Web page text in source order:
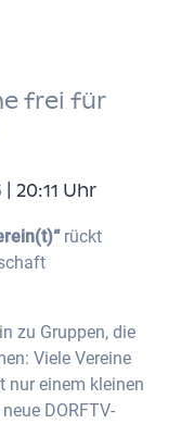
frei für
20:11 Uhr
rückt
zu Gruppen, die
Viele Vereine
nur einem kleinen
DORFTV-